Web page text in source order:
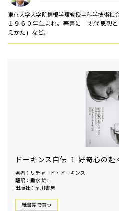
東京大学大学院情報学環教授＝科学技術社
１９６０年生まれ。著書に「現代思想
えかた」など。
ドーキンス自伝 １ 好奇心の赴
著者：リチャード・ドーキンス
翻訳：垂水 雄二
出版社：早川書房
紙書籍で買う